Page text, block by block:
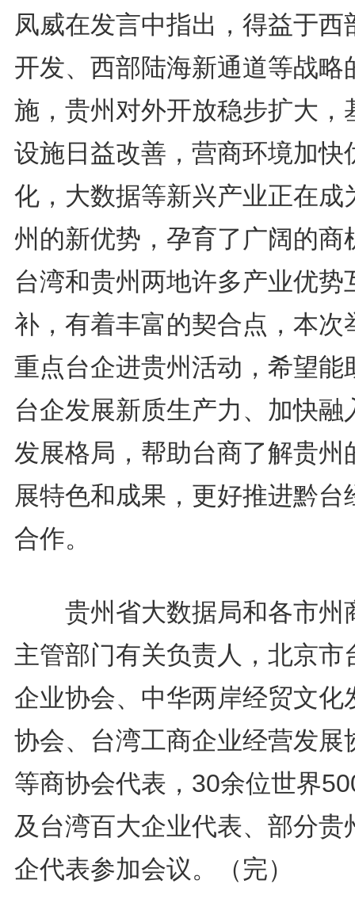
凤威在发言中指出，得益于西
开发、西部陆海新通道等战略
施，贵州对外开放稳步扩大，
设施日益改善，营商环境加快
化，大数据等新兴产业正在成
州的新优势，孕育了广阔的商
台湾和贵州两地许多产业优势
补，有着丰富的契合点，本次
重点台企进贵州活动，希望能
台企发展新质生产力、加快融
发展格局，帮助台商了解贵州
展特色和成果，更好推进黔台
合作。
贵州省大数据局和各市州
主管部门有关负责人，北京市
企业协会、中华两岸经贸文化
协会、台湾工商企业经营发展
等商协会代表，30余位世界
及台湾百大企业代表、部分贵
企代表参加会议。（完）